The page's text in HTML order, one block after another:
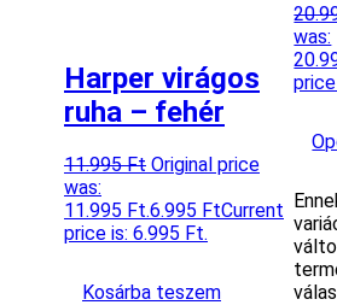
Harper virágos
ruha – fehér
11.995Ft Original price
was:
11.995 Ft.6.995 FtCurrent
price is: 6.995 Ft.
Kosárba teszem
was: